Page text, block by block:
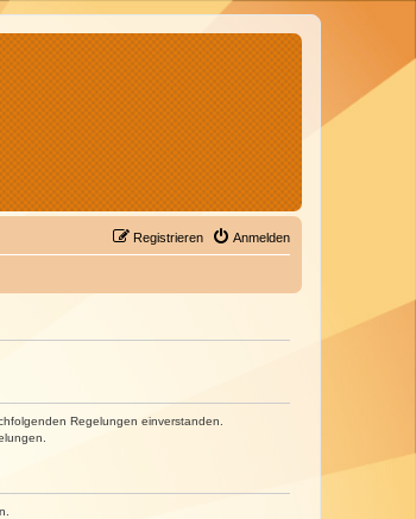
Anmelden
Registrieren
Regelungen einverstanden.